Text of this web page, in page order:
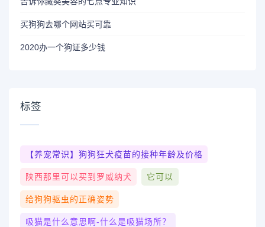
买狗狗去哪个网站买可靠
2020办一个狗证多少钱
标签
【养宠常识】狗狗狂犬疫苗的接种年龄及价格
陕西那里可以买到罗威纳犬 它可以
给狗狗驱虫的正确姿势
吸猫是什么意思啊-什么是吸猫场所？